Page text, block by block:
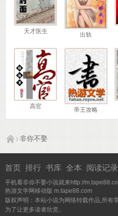
天才医生 出轨
高官 帝王攻略
非你不娶
首页 排行 书库 全本 阅读记录
手机看非你不娶小说就来http://
热游文学网移动版 m.tape88.com
版权声明：本站小说为网络转载作品,所有
为了让更多读者欣赏。